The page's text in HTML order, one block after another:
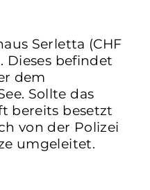
Serletta (CHF
Dieses befindet
dem
Sollte das
bereits besetzt
von der Polizei
umgeleitet.